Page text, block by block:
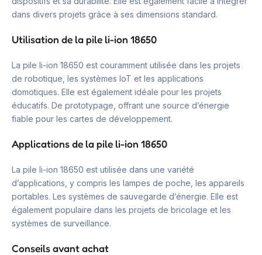
dans divers projets grâce à ses dimensions standard.
Utilisation de la pile li-ion 18650
La pile li-ion 18650 est couramment utilisée dans les projets
de robotique, les systèmes IoT et les applications
domotiques. Elle est également idéale pour les projets
éducatifs. De prototypage, offrant une source d’énergie
fiable pour les cartes de développement.
Applications de la pile li-ion 18650
La pile li-ion 18650 est utilisée dans une variété
d’applications, y compris les lampes de poche, les appareils
portables. Les systèmes de sauvegarde d’énergie. Elle est
également populaire dans les projets de bricolage et les
systèmes de surveillance.
Conseils avant achat